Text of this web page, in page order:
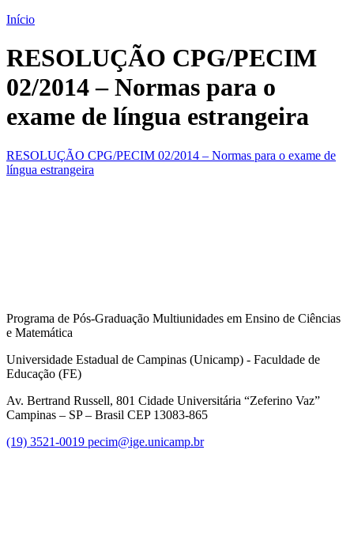
Início
RESOLUÇÃO CPG/PECIM
02/2014 – Normas para o
exame de língua estrangeira
RESOLUÇÃO CPG/PECIM 02/2014 – Normas para o exame de
língua estrangeira
Programa de Pós-Graduação Multiunidades em Ensino de Ciências
e Matemática
Universidade Estadual de Campinas (Unicamp) - Faculdade de
Educação (FE)
Av. Bertrand Russell, 801 Cidade Universitária “Zeferino Vaz”
Campinas – SP – Brasil CEP 13083-865
(19) 3521-0019 pecim@ige.unicamp.br